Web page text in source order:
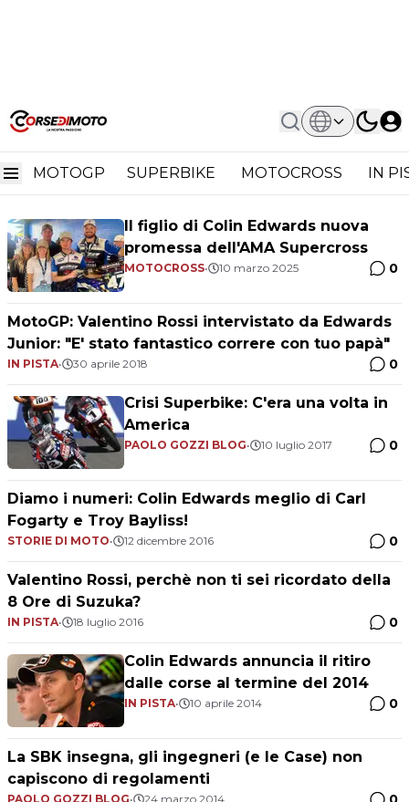
MOTOGP SUPERBIKE MOTOCROSS IN
Home Colin Edwards
Colin Edwards
Il figlio di Colin Edwards nuova
promessa dell'AMA Supercross
MOTOCROSS• 10 marzo 2025 0
MotoGP: Valentino Rossi intervistato da Edwards
Junior: "E' stato fantastico correre con tuo papà"
IN PISTA• 30 aprile 2018 0
Crisi Superbike: C'era una volta in
America
PAOLO GOZZI BLOG• 10 luglio 2017 0
Diamo i numeri: Colin Edwards meglio di Carl
Fogarty e Troy Bayliss!
STORIE DI MOTO• 12 dicembre 2016 0
Valentino Rossi, perchè non ti sei ricordato della
8 Ore di Suzuka?
IN PISTA• 18 luglio 2016 0
Colin Edwards annuncia il ritiro
dalle corse al termine del 2014
IN PISTA• 10 aprile 2014 0
La SBK insegna, gli ingegneri (e le Case) non
capiscono di regolamenti
PAOLO GOZZI BLOG• 24 marzo 2014